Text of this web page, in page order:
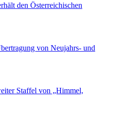
den Österreichischen
von Neujahrs- und
Staffel von „Himmel,